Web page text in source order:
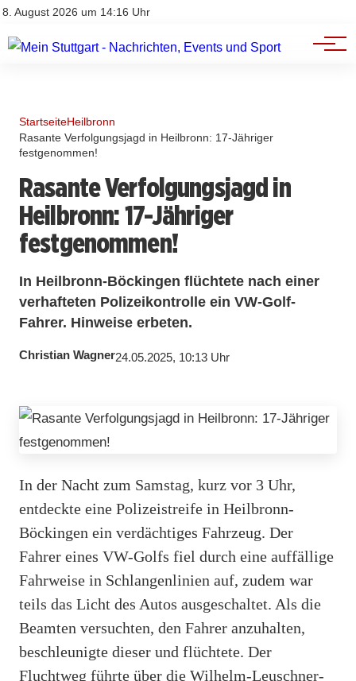
8. August 2026 um 14:16 Uhr
Impressum
Branchenbuch
Werbung
StartseiteHeilbronn
Rasante Verfolgungsjagd in Heilbronn: 17-Jähriger
festgenommen!
Rasante Verfolgungsjagd in
Heilbronn: 17-Jähriger
festgenommen!
In Heilbronn-Böckingen flüchtete nach einer
verhafteten Polizeikontrolle ein VW-Golf-
Fahrer. Hinweise erbeten.
Christian Wagner24.05.2025, 10:13 Uhr
In der Nacht zum Samstag, kurz vor 3 Uhr,
entdeckte eine Polizeistreife in Heilbronn-
Böckingen ein verdächtiges Fahrzeug. Der
Fahrer eines VW-Golfs fiel durch eine auffällige
Fahrweise in Schlangenlinien auf, zudem war
teils das Licht des Autos ausgeschaltet. Als die
Beamten versuchten, den Fahrer anzuhalten,
beschleunigte dieser und flüchtete. Der
Fluchtweg führte über die Wilhelm-Leuschner-